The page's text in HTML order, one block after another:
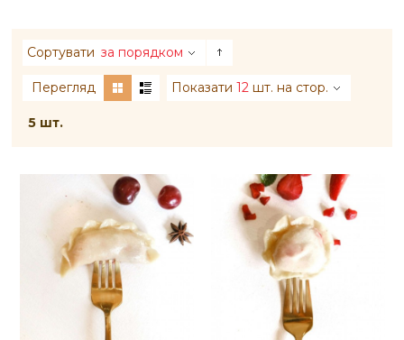
Сортувати за порядком
Перегляд Показати 12 шт. на стор.
5 шт.